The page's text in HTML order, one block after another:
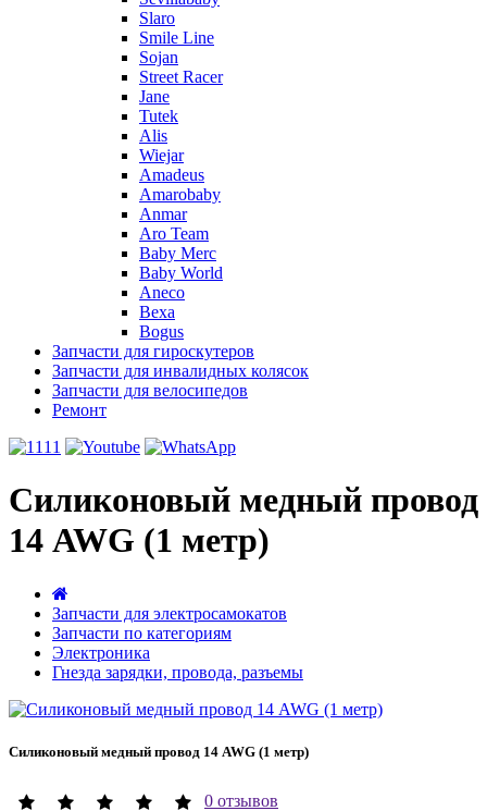
Slaro
Smile Line
Sojan
Street Racer
Jane
Tutek
Alis
Wiejar
Amadeus
Amarobaby
Anmar
Aro Team
Baby Merc
Baby World
Aneco
Bexa
Bogus
Запчасти для гироскутеров
Запчасти для инвалидных колясок
Запчасти для велосипедов
Ремонт
Силиконовый медный провод
14 AWG (1 метр)
Запчасти для электросамокатов
Запчасти по категориям
Электроника
Гнезда зарядки, провода, разъемы
Силиконовый медный провод 14 AWG (1 метр)
0 отзывов